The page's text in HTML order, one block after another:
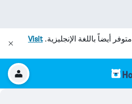
متوفر أيضاً باللغة الإنجليزية.Visit